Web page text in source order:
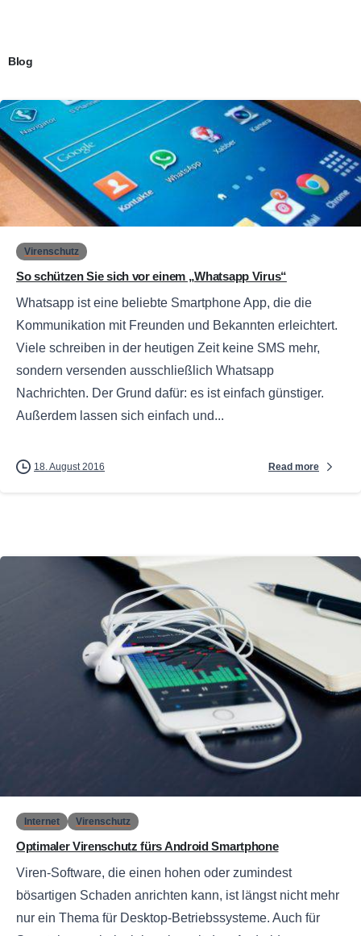
Blog
0
Virenschutz
So schützen Sie sich vor einem „Whatsapp Virus“
Whatsapp ist eine beliebte Smartphone App, die die
Kommunikation mit Freunden und Bekannten erleichtert.
Viele schreiben in der heutigen Zeit keine SMS mehr,
sondern versenden ausschließlich Whatsapp
Nachrichten. Der Grund dafür: es ist einfach günstiger.
Außerdem lassen sich einfach und...
18. August 2016 Read more
Internet Virenschutz
Optimaler Virenschutz fürs Android Smartphone
Viren-Software, die einen hohen oder zumindest
bösartigen Schaden anrichten kann, ist längst nicht mehr
nur ein Thema für Desktop-Betriebssysteme. Auch für